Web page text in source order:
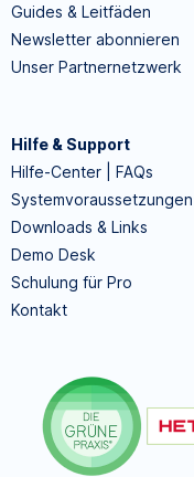
Guides & Leitfäden
Newsletter abonnieren
Unser Partnernetzwerk
Hilfe & Support
Hilfe-Center | FAQs
Systemvoraussetzungen
Downloads & Links
Demo Desk
Schulung für Pro
Kontakt